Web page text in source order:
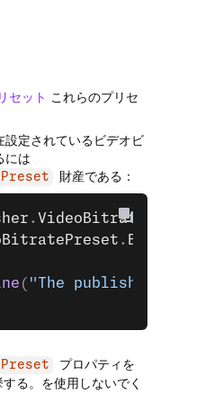
セット これらのプリセ
定されているビデオビ
には
財産である：
. VideoBitratePreset
. BwSaver
( "The publisher is
プロパティを
する。を使用しないでく